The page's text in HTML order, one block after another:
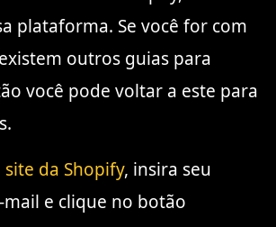
plataforma. Se você for com
outros guias para
você pode voltar a este para
site da Shopify, insira seu
e clique no botão